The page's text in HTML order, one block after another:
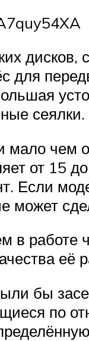
дисков,
сеялки.
чем
от 15
Если
может
в работе
бы
по